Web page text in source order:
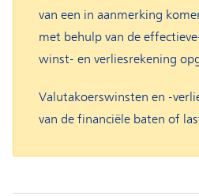
van een in aanmerking
met behulp van de
winst- en verliesrekening
Valutakoerswinsten en -
van de financiële baten of